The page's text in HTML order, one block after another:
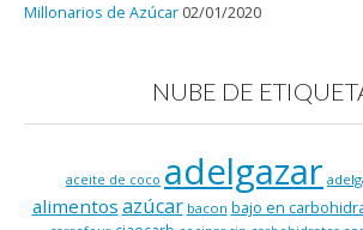
Millonarios de Azúcar 02/01/2020
NUBE DE
aceite de coco adelgazar
alimentos azúcar bacon bajo en